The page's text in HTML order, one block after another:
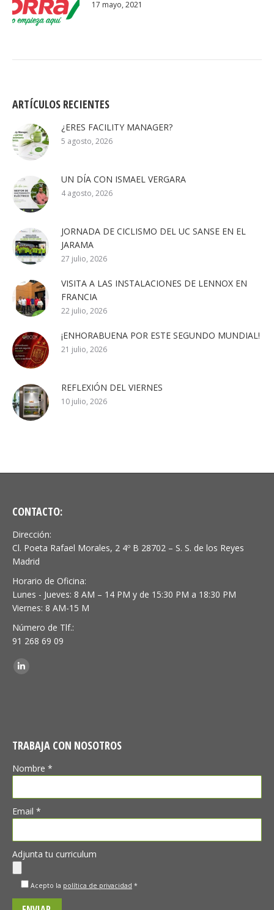
17 mayo, 2021
ARTÍCULOS RECIENTES
¿ERES FACILITY MANAGER?
5 agosto, 2026
UN DÍA CON ISMAEL VERGARA
4 agosto, 2026
JORNADA DE CICLISMO DEL UC SANSE EN EL
JARAMA
27 julio, 2026
VISITA A LAS INSTALACIONES DE LENNOX EN
FRANCIA
22 julio, 2026
¡ENHORABUENA POR ESTE SEGUNDO MUNDIAL!
21 julio, 2026
REFLEXIÓN DEL VIERNES
10 julio, 2026
CONTACTO:
Dirección:
Cl. Poeta Rafael Morales, 2 4º B 28702 – S. S. de los Reyes
Madrid
Horario de Oficina:
Lunes - Jueves: 8 AM – 14 PM y de 15:30 PM a 18:30 PM
Viernes: 8 AM-15 M
Número de Tlf.:
91 268 69 09
Encuéntranos en:
Linkedin
TRABAJA CON NOSOTROS
Nombre *
Email *
Adjunta tu curriculum
Acepto la política de privacidad *